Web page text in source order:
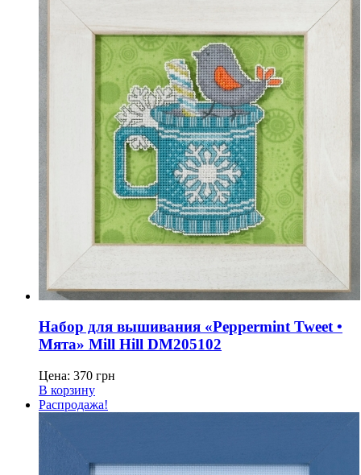
Набор для вышивания «Peppermint Tweet •
Мята» Mill Hill DM205102
Цена: 370 грн
В корзину
Распродажа!